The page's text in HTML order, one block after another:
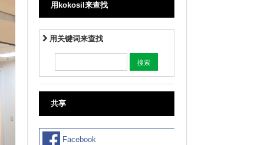
用kokosil来查找
用关键词来查找
共享
Facebook